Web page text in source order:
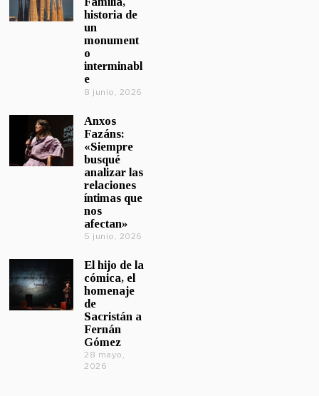
historia de
un
monument
o
interminabl
e
8 junio, 2026
Anxos
Fazáns:
«Siempre
busqué
analizar las
relaciones
íntimas que
nos
afectan»
5 junio, 2026
El hijo de la
cómica, el
homenaje
de
Sacristán a
Fernán
Gómez
28 mayo,
2026